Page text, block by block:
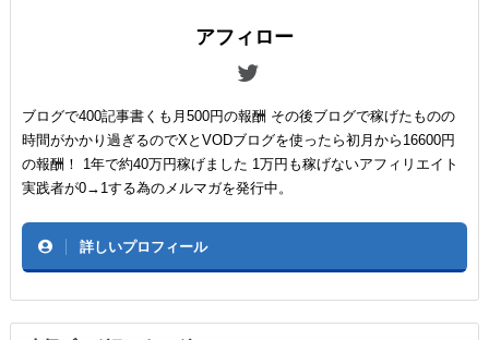
アフィロー
ブログで400記事書くも月500円の報酬 その後ブログで稼げたものの
時間がかかり過ぎるのでXとVODブログを使ったら初月から16600円
の報酬！ 1年で約40万円稼げました 1万円も稼げないアフィリエイト
実践者が0→1する為のメルマガを発行中。
詳しいプロフィール